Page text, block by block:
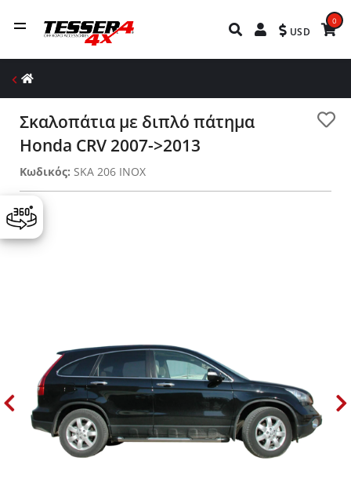
USD
0
Σκαλοπάτια με διπλό πάτημα
Honda CRV 2007->2013
Κωδικός: SKA 206 INOX